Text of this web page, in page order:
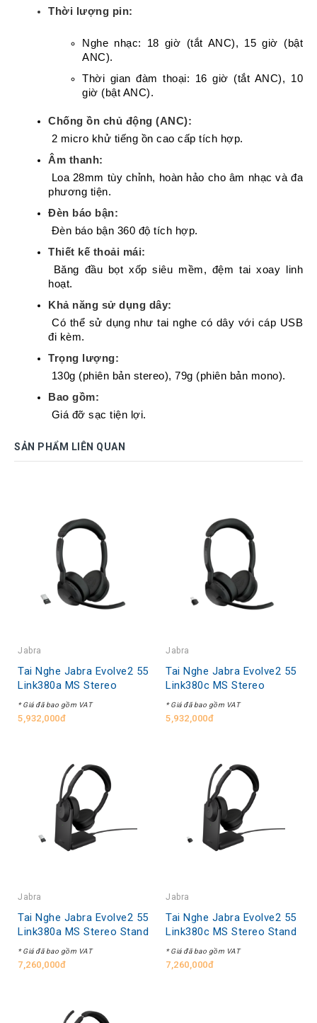
Thời lượng pin:
Nghe nhạc: 18 giờ (tắt ANC), 15 giờ (bật
ANC).
Thời gian đàm thoại: 16 giờ (tắt ANC), 10
giờ (bật ANC).
Chống ồn chủ động (ANC):
2 micro khử tiếng ồn cao cấp tích hợp.
Âm thanh:
phương tiện.
Đèn báo bận:
Đèn báo bận 360 độ tích hợp.
Thiết kế thoải mái:
hoạt.
Khả năng sử dụng dây:
Có thể sử dụng như tai nghe có dây với cáp USB
đi kèm.
Trọng lượng:
130g (phiên bản stereo), 79g (phiên bản mono).
Bao gồm:
Giá đỡ sạc tiện lợi.
SẢN PHẨM LIÊN QUAN
Jabra
Tai Nghe Jabra Evolve2 55
Link380a MS Stereo
* Giá đã bao gồm VAT
5,932,000đ
Jabra
Tai Nghe Jabra Evolve2 55
Link380c MS Stereo
* Giá đã bao gồm VAT
5,932,000đ
Jabra
Tai Nghe Jabra Evolve2 55
Link380a MS Stereo Stand
* Giá đã bao gồm VAT
7,260,000đ
Jabra
Tai Nghe Jabra Evolve2 55
Link380c MS Stereo Stand
* Giá đã bao gồm VAT
7,260,000đ